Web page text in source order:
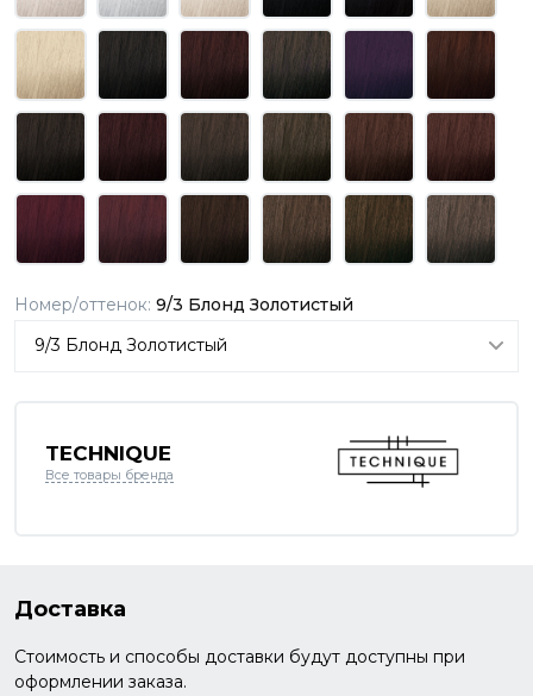
Номер/оттенок: 9/3 Блонд Золотистый
TECHNIQUE
Все товары бренда
Доставка
Стоимость и способы доставки будут доступны при
оформлении заказа.